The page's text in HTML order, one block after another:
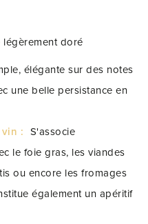
légèrement doré
élégante sur des notes
une belle persistance en
: S'associe
le foie gras, les viandes
ou encore les fromages
également un apéritif